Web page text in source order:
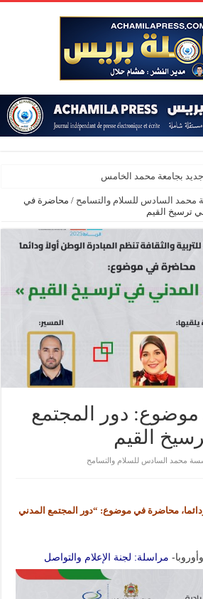
جديد بجامعة محمد الخامس
السادس للسلام والتسامح / محاضرة في
ترسيخ القيم
دور المجتمع
القيم
محمد السادس للسلام والتسامح
محاضرة في موضوع: “دور المجتمع المدني
مراسلة: لجنة الإعلام والتواصل